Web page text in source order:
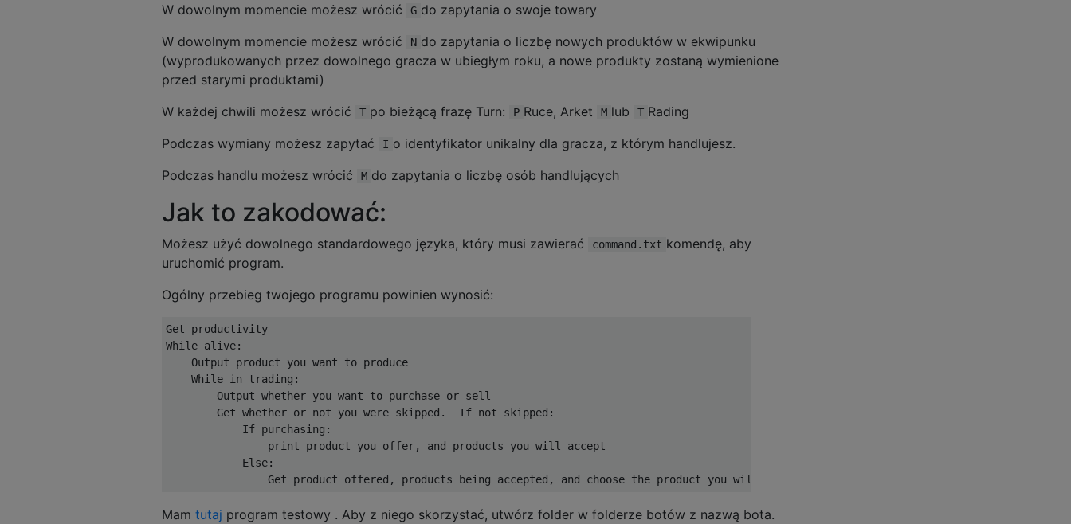
W dowolnym momencie możesz wrócić G do zapytania o swoje towary
W dowolnym momencie możesz wrócić
N do zapytania o liczbę nowych produktów w ekwipunku
(wyprodukowanych przez dowolnego gracza w ubiegłym roku, a nowe produkty zostaną wymienione
przed starymi produktami)
W każdej chwili możesz wrócić
T po bieżącą frazę Turn: P Ruce, Arket M lub T Rading
Podczas wymiany możesz zapytać
I o identyfikator unikalny dla gracza, z którym handlujesz.
Podczas handlu możesz wrócić
M do zapytania o liczbę osób handlujących
Jak to zakodować:
Możesz użyć dowolnego standardowego języka, który musi zawierać command.txt komendę, aby
uruchomić program.
Ogólny przebieg twojego programu powinien wynosić:
Get productivity
While alive:
    Output product you want to produce
    While in trading:
        Output whether you want to purchase or sell
        Get whether or not you were skipped.  If not skipped:
            If purchasing:
                print product you offer, and products you will accept
            Else:
Mam tutaj program testowy . Aby z niego skorzystać, utwórz folder w folderze botów z nazwą bota.